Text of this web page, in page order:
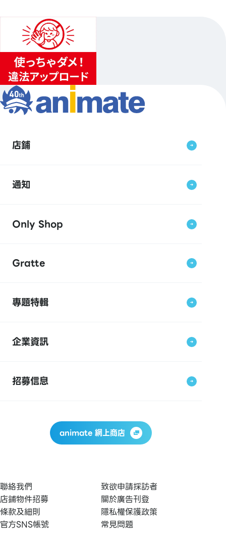
店鋪
通知
Only Shop
Gratte
專題特輯
企業資訊
招募信息
animate 網上商店
聯絡我們
致欲申請採訪者
店鋪物件招募
關於廣告刊登
條款及細則
隱私權保護政策
官方SNS帳號
常見問題